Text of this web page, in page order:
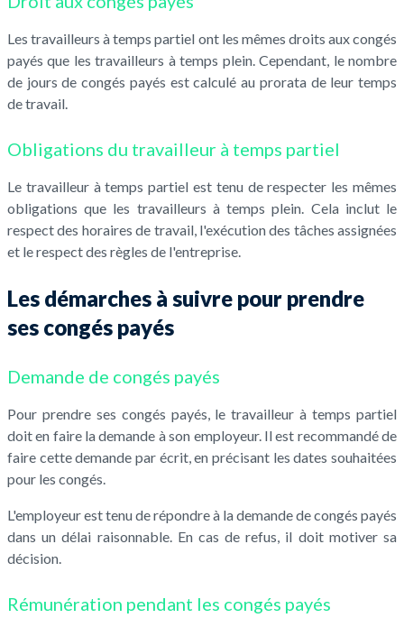
Les travailleurs à temps partiel ont les mêmes droits aux congés
payés que les travailleurs à temps plein. Cependant, le nombre
de jours de congés payés est calculé au prorata de leur temps
de travail.
Obligations du travailleur à temps partiel
Le travailleur à temps partiel est tenu de respecter les mêmes
obligations que les travailleurs à temps plein. Cela inclut le
respect des horaires de travail, l'exécution des tâches assignées
et le respect des règles de l'entreprise.
Les démarches à suivre pour prendre
ses congés payés
Demande de congés payés
Pour prendre ses congés payés, le travailleur à temps partiel
doit en faire la demande à son employeur. Il est recommandé de
faire cette demande par écrit, en précisant les dates souhaitées
pour les congés.
L'employeur est tenu de répondre à la demande de congés payés
dans un délai raisonnable. En cas de refus, il doit motiver sa
décision.
Rémunération pendant les congés payés